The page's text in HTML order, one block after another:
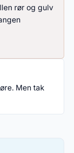
rør og gulv
Men tak